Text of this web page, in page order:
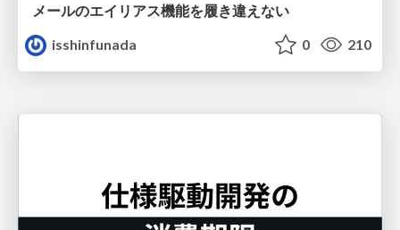
メールのエイリアス機能を履き違えない
isshinfunada
0 210